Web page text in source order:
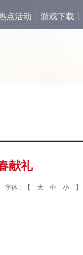
点活动 游戏下载
献礼
| 字体：【 大 中 小】